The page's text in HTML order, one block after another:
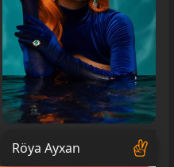
Röya Ayxan